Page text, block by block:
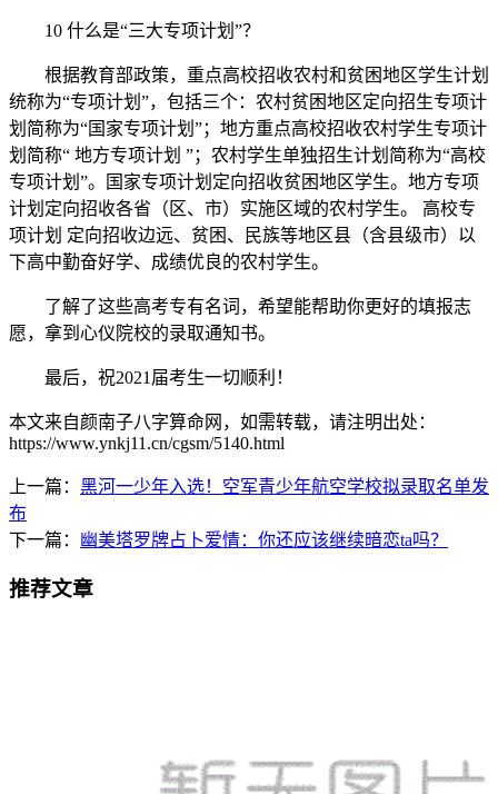
10 什么是“三大专项计划”？
根据教育部政策，重点高校招收农村和贫困地区学生计划
统称为“专项计划”，包括三个：农村贫困地区定向招生专项计
划简称为“国家专项计划”；地方重点高校招收农村学生专项计
划简称“ 地方专项计划 ”；农村学生单独招生计划简称为“高校
专项计划”。国家专项计划定向招收贫困地区学生。地方专项
计划定向招收各省（区、市）实施区域的农村学生。 高校专
项计划 定向招收边远、贫困、民族等地区县（含县级市）以
下高中勤奋好学、成绩优良的农村学生。
了解了这些高考专有名词，希望能帮助你更好的填报志
愿，拿到心仪院校的录取通知书。
最后，祝2021届考生一切顺利！
本文来自颜南子八字算命网，如需转载，请注明出处：
https://www.ynkj11.cn/cgsm/5140.html
上一篇： 黑河一少年入选！空军青少年航空学校拟录取名单发
布
下一篇：
幽美塔罗牌占卜爱情：你还应该继续暗恋ta吗？
推荐文章